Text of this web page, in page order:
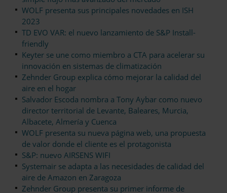
WOLF presenta sus principales novedades en ISH
2023
TD EVO VAR: el nuevo lanzamiento de S&P Install-
friendly
Keyter se une como miembro a CTA para acelerar su
innovación en sistemas de climatización
Zehnder Group explica cómo mejorar la calidad del
aire en el hogar
Salvador Escoda nombra a Tony Aybar como nuevo
director territorial de Levante, Baleares, Murcia,
Albacete, Almería y Cuenca
WOLF presenta su nueva página web, una propuesta
de valor donde el cliente es el protagonista
S&P: nuevo AIRSENS WIFI
Systemair se adapta a las necesidades de calidad del
aire de Amazon en Zaragoza
Zehnder Group presenta su primer informe de